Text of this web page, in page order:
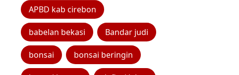
APBD kab cirebon
babelan bekasi Bandar judi
bonsai bonsai beringin